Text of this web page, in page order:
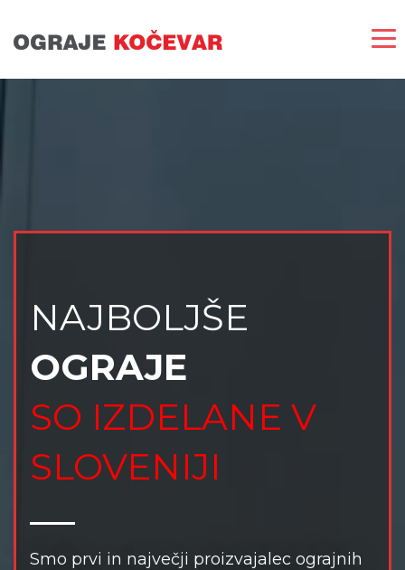
NAJBOLJŠE
OGRAJE
SO IZDELANE V
SLOVENIJI
Smo prvi in največji proizvajalec ograjnih